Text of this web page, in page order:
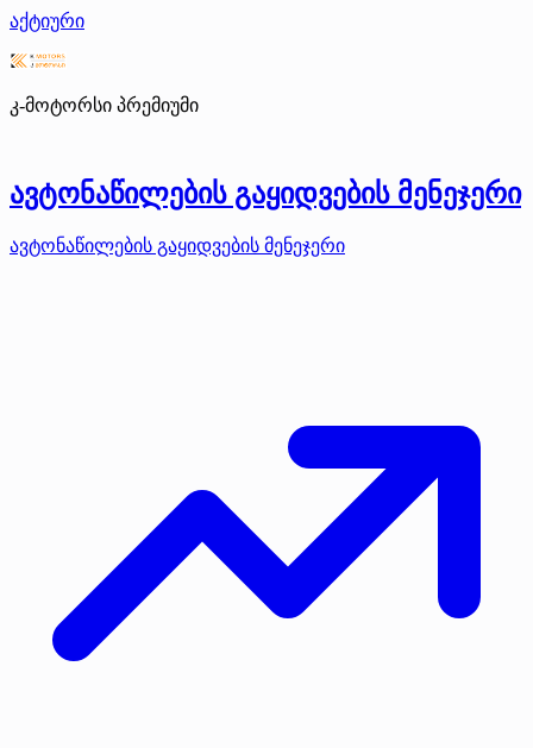
აქტიური
კ-მოტორსი პრემიუმი
ავტონაწილების გაყიდვების მენეჯერი
ავტონაწილების გაყიდვების მენეჯერი